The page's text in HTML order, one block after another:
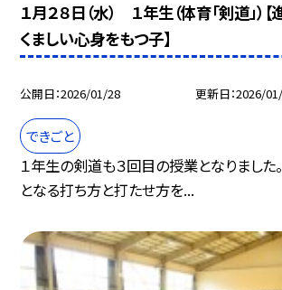
１月２８日（水） １年生（体育「剣道」）
くましい心身をもつ子】
公開日 2026/01/28 更新日 2026/
できごと
１年生の剣道も３回目の授業となりました
となる打ち方と打たせ方を...